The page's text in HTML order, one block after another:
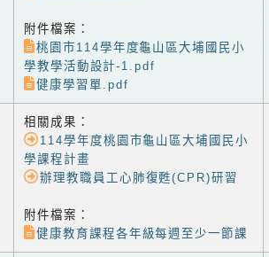
附件檔案：
桃園市114學年度龜山區大埔國民小
學教學活動設計-1.pdf
健康學習單.pdf
相關成果：
114學年度桃園市龜山區大埔國民小
學課程計畫
辦理教職員工心肺復甦(CPR)研習
附件檔案：
健康教育課程各年級每週至少一節課